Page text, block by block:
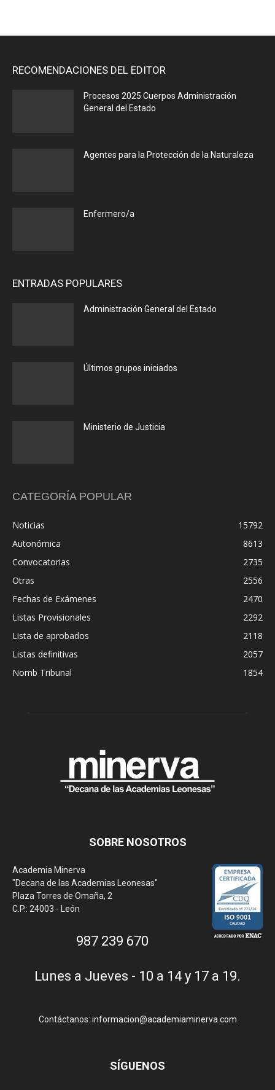
RECOMENDACIONES DEL EDITOR
Procesos 2025 Cuerpos Administración
General del Estado
Agentes para la Protección de la Naturaleza
Enfermero/a
ENTRADAS POPULARES
Administración General del Estado
Últimos grupos iniciados
Ministerio de Justicia
CATEGORÍA POPULAR
Noticias
15792
Autonómica
8613
Convocatorias
2735
Otras
2556
Fechas de Exámenes
2470
Listas Provisionales
2292
Lista de aprobados
2118
Listas definitivas
2057
Nomb Tribunal
1854
SOBRE NOSOTROS
Academia Minerva
"Decana de las Academias Leonesas"
Plaza Torres de Omaña, 2
C.P.: 24003 - León
987 239 670
Lunes a Jueves - 10 a 14 y 17 a 19.
Contáctanos: informacion@academiaminerva.com
SÍGUENOS